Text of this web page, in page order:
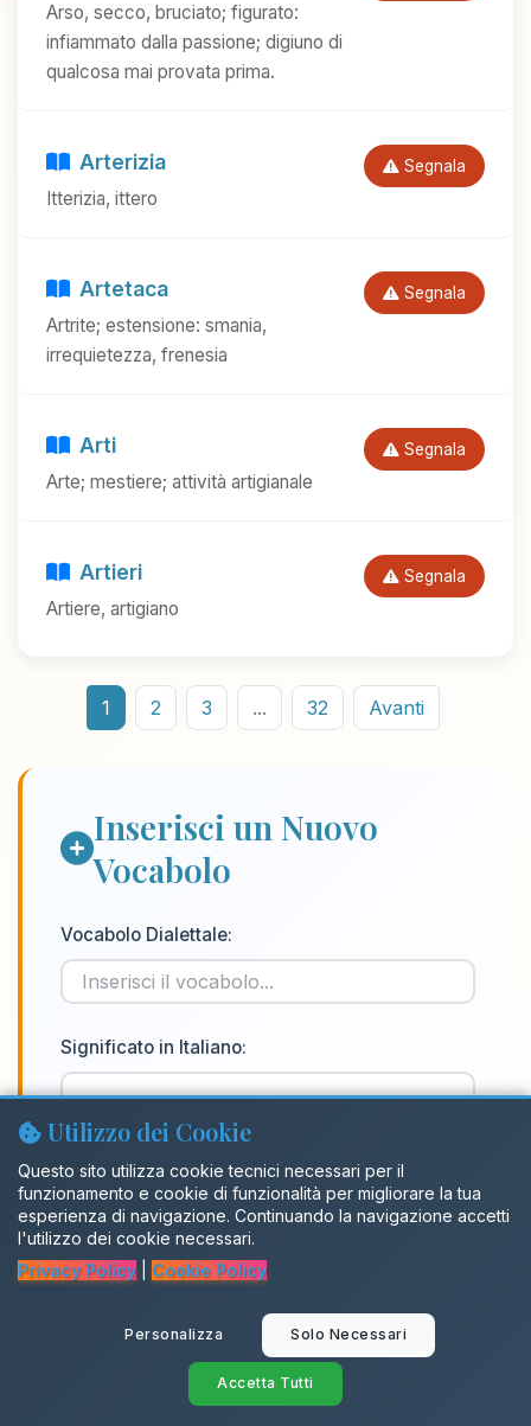
Arso, secco, bruciato; figurato:
infiammato dalla passione; digiuno di
qualcosa mai provata prima.
Arterizia
Itterizia, ittero
Segnala
Artetaca
Artrite; estensione: smania,
irrequietezza, frenesia
Segnala
Arti
Arte; mestiere; attività artigianale
Segnala
Artieri
Artiere, artigiano
Segnala
1 2 3 ... 32 Avanti
Inserisci un Nuovo
Vocabolo
Vocabolo Dialettale:
Significato in Italiano:
Se sei loggato, puoi inviare
direttamente nel comune
In caso contrario verrai indirizzato
alla pagina di accesso.
Utilizzo dei Cookie
Questo sito utilizza cookie tecnici necessari per il
funzionamento e cookie di funzionalità per migliorare la tua
esperienza di navigazione. Continuando la navigazione accetti
l'utilizzo dei cookie necessari.
Privacy Policy
Cookie Policy
Personalizza Solo Necessari
Accetta Tutti